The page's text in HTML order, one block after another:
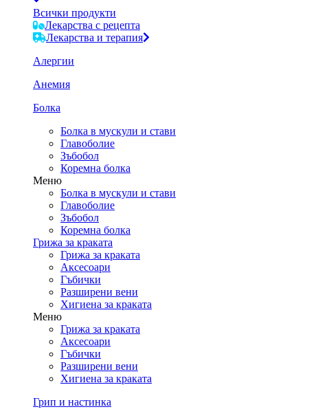
Всички продукти
Лекарства с рецепта
Лекарства и терапия
Алергии
Анемия
Болка
Болка в мускули и стави
Главоболие
Зъбобол
Коремна болка
Меню
Болка в мускули и стави
Главоболие
Зъбобол
Коремна болка
Грижа за краката
Грижа за краката
Аксесоари
Гъбички
Разширени вени
Хигиена за краката
Меню
Грижа за краката
Аксесоари
Гъбички
Разширени вени
Хигиена за краката
Грип и настинка